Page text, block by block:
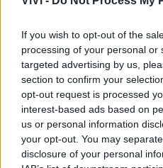
If you wish to opt-out of the
processing of your personal or
targeted advertising by us,
section to confirm your
opt-out request is processed
interest-based ads based on
us or personal information
your opt-out. You may
disclosure of your personal